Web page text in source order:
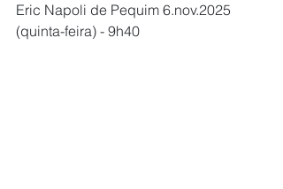
Eric Napoli de Pequim 6.nov.2025
(quinta-feira) - 9h40